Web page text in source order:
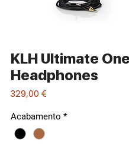
KLH Ultimate
Headphones
329,00 €
Acabamento *